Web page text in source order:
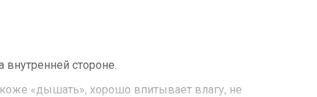
внутренней стороне.
«дышать», хорошо впитывает влагу, не